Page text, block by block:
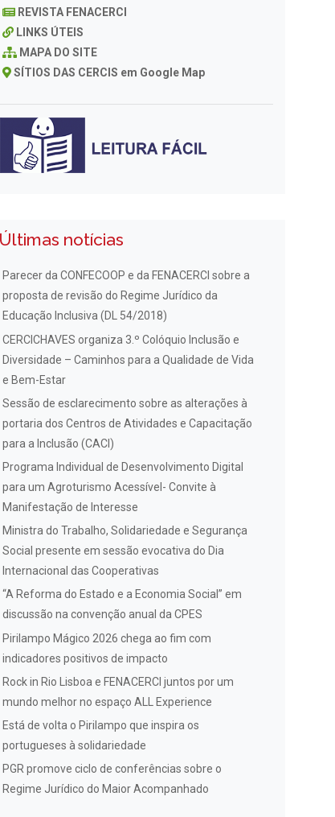
REVISTA FENACERCI
LINKS ÚTEIS
MAPA DO SITE
SÍTIOS DAS CERCIS em Google Map
Últimas notícias
Parecer da CONFECOOP e da FENACERCI sobre a
proposta de revisão do Regime Jurídico da
Educação Inclusiva (DL 54/2018)
CERCICHAVES organiza 3.º Colóquio Inclusão e
Diversidade – Caminhos para a Qualidade de Vida
e Bem-Estar
Sessão de esclarecimento sobre as alterações à
portaria dos Centros de Atividades e Capacitação
para a Inclusão (CACI)
Programa Individual de Desenvolvimento Digital
para um Agroturismo Acessível- Convite à
Manifestação de Interesse
Ministra do Trabalho, Solidariedade e Segurança
Social presente em sessão evocativa do Dia
Internacional das Cooperativas
“A Reforma do Estado e a Economia Social” em
discussão na convenção anual da CPES
Pirilampo Mágico 2026 chega ao fim com
indicadores positivos de impacto
Rock in Rio Lisboa e FENACERCI juntos por um
mundo melhor no espaço ALL Experience
Está de volta o Pirilampo que inspira os
portugueses à solidariedade
PGR promove ciclo de conferências sobre o
Regime Jurídico do Maior Acompanhado